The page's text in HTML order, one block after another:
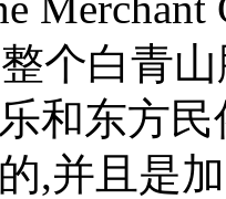
个白青
和东方
,并且是